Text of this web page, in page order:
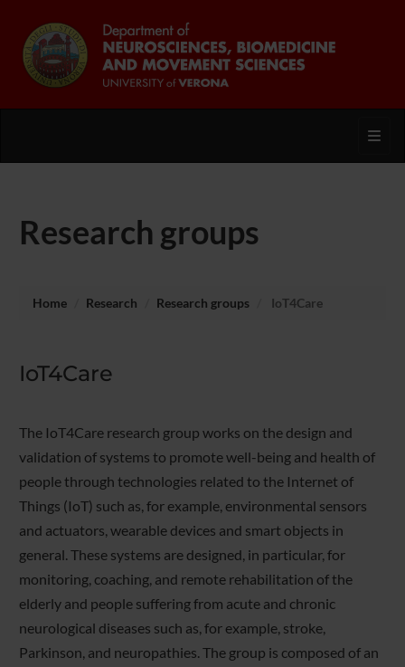
Research groups
Home Research Research groups IoT4Care
IoT4Care
The IoT4Care research group works on the design and
validation of systems to promote well-being and health of
people through technologies related to the Internet of
Things (IoT) such as, for example, environmental sensors
and actuators, wearable devices and smart objects in
general. These systems are designed, in particular, for
monitoring, coaching, and remote rehabilitation of the
elderly and people suffering from acute and chronic
neurological diseases such as, for example, stroke,
Parkinson, and neuropathies. The group is composed of an